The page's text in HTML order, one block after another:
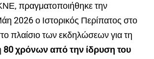
πραγματοποιήθηκε την
2026 ο Ιστορικός Περίπατος στο
πλαίσιο των εκδηλώσεων για τη
80 χρόνων από την ίδρυση του